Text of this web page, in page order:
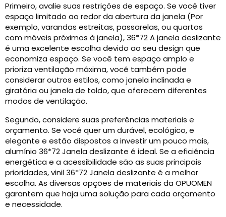
Primeiro, avalie suas restrições de espaço. Se você tiver
espaço limitado ao redor da abertura da janela (Por
exemplo, varandas estreitas, passarelas, ou quartos
com móveis próximos à janela), 36*72 A janela deslizante
é uma excelente escolha devido ao seu design que
economiza espaço. Se você tem espaço amplo e
prioriza ventilação máxima, você também pode
considerar outros estilos, como janela inclinada e
giratória ou janela de toldo, que oferecem diferentes
modos de ventilação.
Segundo, considere suas preferências materiais e
orçamento. Se você quer um durável, ecológico, e
elegante e estão dispostos a investir um pouco mais,
alumínio 36*72 Janela deslizante é ideal. Se a eficiência
energética e a acessibilidade são as suas principais
prioridades, vinil 36*72 Janela deslizante é a melhor
escolha. As diversas opções de materiais da OPUOMEN
garantem que haja uma solução para cada orçamento
e necessidade.